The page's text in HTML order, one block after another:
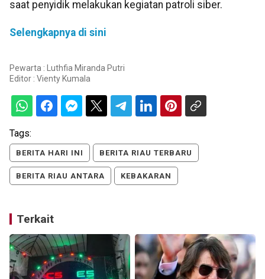
saat penyidik melakukan kegiatan patroli siber.
Selengkapnya di sini
Pewarta : Luthfia Miranda Putri
Editor : Vienty Kumala
Tags:
BERITA HARI INI BERITA RIAU TERBARU
BERITA RIAU ANTARA KEBAKARAN
Terkait